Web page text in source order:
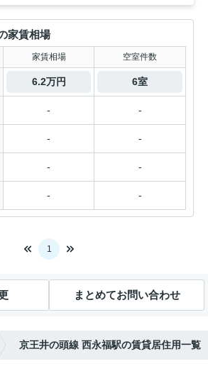
家賃相場
家賃相場 空室件数
6.2万円 6室
- -
- -
- -
- -
1
まとめてお問い合わせ
京王井の頭線 西永福駅の賃貸居住用一覧